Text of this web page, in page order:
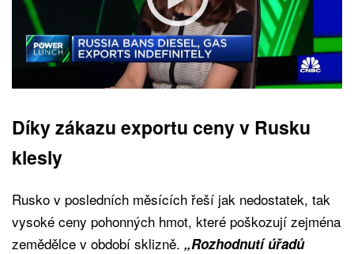
Díky zákazu exportu ceny v Rusku
klesly
Rusko v posledních měsících řeší jak nedostatek, tak
vysoké ceny pohonných hmot, které poškozují zejména
zemědělce v období sklizně. „Rozhodnutí úřadů